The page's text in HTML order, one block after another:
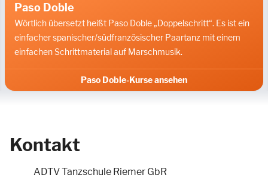
Paso Doble
Wörtlich übersetzt heißt Paso Doble „Doppelschritt“. Es ist ein
einfacher spanischer/südfranzösischer Paartanz mit einem
einfachen Schrittmaterial auf Marschmusik.
Paso Doble-Kurse ansehen
Kontakt
ADTV Tanzschule Riemer GbR